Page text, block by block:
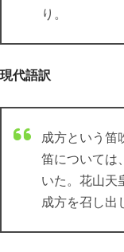
り。
現代語訳
成方という笛
笛については
いた。花山天
成方を召し出